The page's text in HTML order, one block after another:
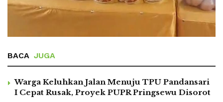
BACA JUGA
Warga Keluhkan Jalan Menuju TPU Pandansari
I Cepat Rusak, Proyek PUPR Pringsewu Disorot